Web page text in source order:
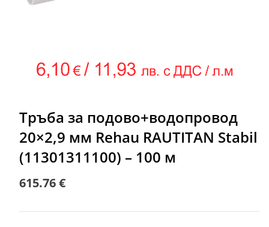
Тръба за подово+водопровод
20×2,9 мм Rehau RAUTITAN Stabil
(11301311100) – 100 м
615.76€